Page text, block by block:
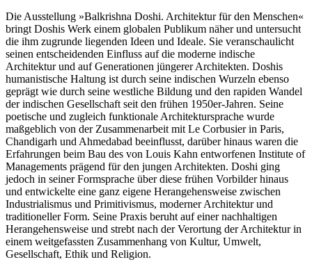
Die Ausstellung »Balkrishna Doshi. Architektur für den Menschen«
bringt Doshis Werk einem globalen Publikum näher und untersucht
die ihm zugrunde liegenden Ideen und Ideale. Sie veranschaulicht
seinen entscheidenden Einfluss auf die moderne indische
Architektur und auf Generationen jüngerer Architekten. Doshis
humanistische Haltung ist durch seine indischen Wurzeln ebenso
geprägt wie durch seine westliche Bildung und den rapiden Wandel
der indischen Gesellschaft seit den frühen 1950er-Jahren. Seine
poetische und zugleich funktionale Architektursprache wurde
maßgeblich von der Zusammenarbeit mit Le Corbusier in Paris,
Chandigarh und Ahmedabad beeinflusst, darüber hinaus waren die
Erfahrungen beim Bau des von Louis Kahn entworfenen Institute of
Managements prägend für den jungen Architekten. Doshi ging
jedoch in seiner Formsprache über diese frühen Vorbilder hinaus
und entwickelte eine ganz eigene Herangehensweise zwischen
Industrialismus und Primitivismus, moderner Architektur und
traditioneller Form. Seine Praxis beruht auf einer nachhaltigen
Herangehensweise und strebt nach der Verortung der Architektur in
einem weitgefassten Zusammenhang von Kultur, Umwelt,
Gesellschaft, Ethik und Religion.